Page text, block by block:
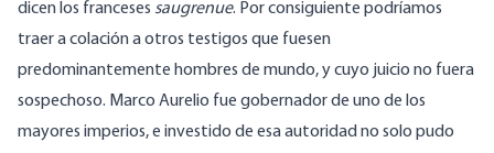
dicen los franceses saugrenue. Por consiguiente podríamos
traer a colación a otros testigos que fuesen
predominantemente hombres de mundo, y cuyo juicio no fuera
sospechoso. Marco Aurelio fue gobernador de uno de los
mayores imperios, e investido de esa autoridad no solo pudo